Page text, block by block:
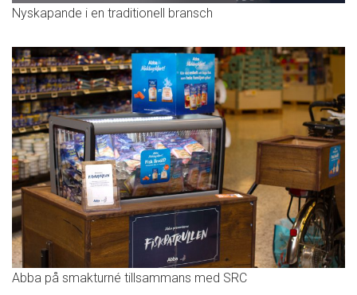
Nyskapande i en traditionell bransch
Abba på smakturné tillsammans med SRC